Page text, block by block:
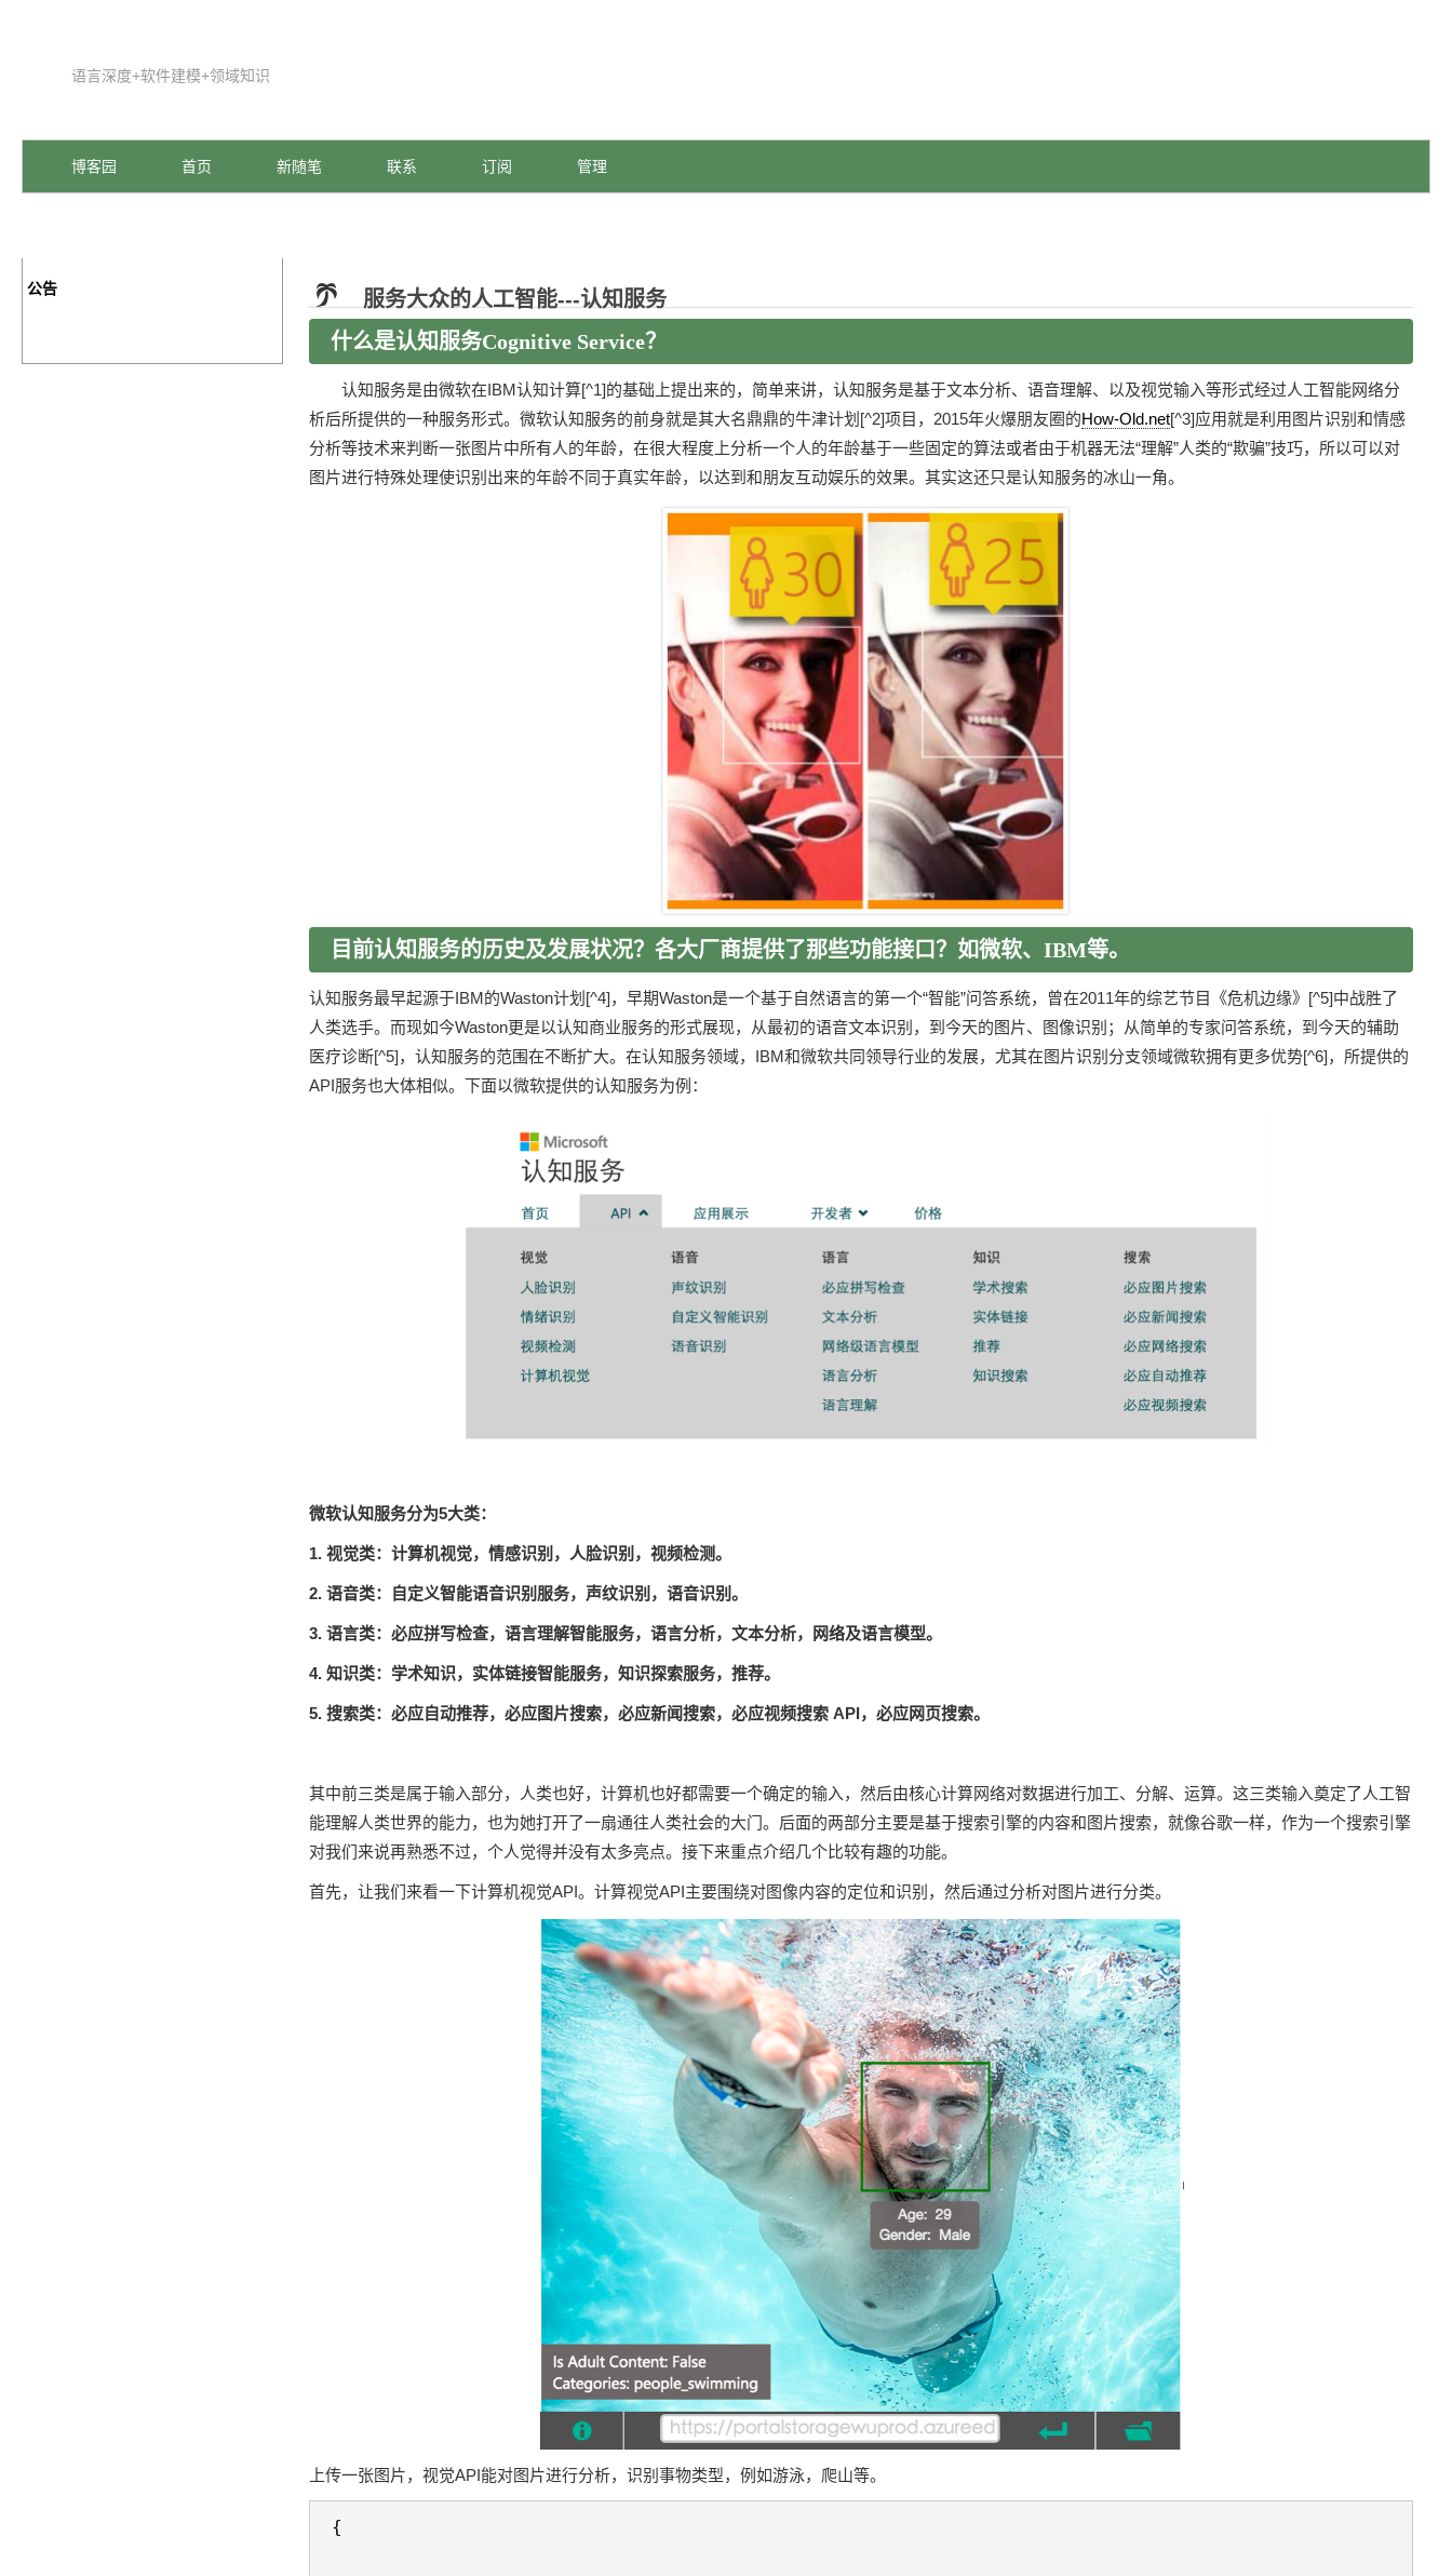
语言深度+软件建模+领域知识
博客园 首页 新随笔 联系 订阅 管理
服务大众的人工智能---认知服务
什么是认知服务Cognitive Service？
认知服务是由微软在IBM认知计算[^1]的基础上提出来的，简单来讲，认知服务是基于文本分析、语音理解、以及视觉输入等形式经过人工智能网络分
析后所提供的一种服务形式。微软认知服务的前身就是其大名鼎鼎的牛津计划[^2]项目，2015年火爆朋友圈的How-Old.net[^3]应用就是利用图片识别和情感
分析等技术来判断一张图片中所有人的年龄，在很大程度上分析一个人的年龄基于一些固定的算法或者由于机器无法“理解”人类的“欺骗”技巧，所以可以对
图片进行特殊处理使识别出来的年龄不同于真实年龄，以达到和朋友互动娱乐的效果。其实这还只是认知服务的冰山一角。
目前认知服务的历史及发展状况？各大厂商提供了那些功能接口？如微软、IBM等。
认知服务最早起源于IBM的Waston计划[^4]，早期Waston是一个基于自然语言的第一个“智能”问答系统，曾在2011年的综艺节目《危机边缘》[^5]中战胜了
人类选手。而现如今Waston更是以认知商业服务的形式展现，从最初的语音文本识别，到今天的图片、图像识别；从简单的专家问答系统，到今天的辅助
医疗诊断[^5]，认知服务的范围在不断扩大。在认知服务领域，IBM和微软共同领导行业的发展，尤其在图片识别分支领域微软拥有更多优势[^6]，所提供的
API服务也大体相似。下面以微软提供的认知服务为例：
微软认知服务分为5大类：
1. 视觉类：计算机视觉，情感识别，人脸识别，视频检测。
2. 语音类：自定义智能语音识别服务，声纹识别，语音识别。
3. 语言类：必应拼写检查，语言理解智能服务，语言分析，文本分析，网络及语言模型。
4. 知识类：学术知识，实体链接智能服务，知识探索服务，推荐。
5. 搜索类：必应自动推荐，必应图片搜索，必应新闻搜索，必应视频搜索 API，必应网页搜索。
其中前三类是属于输入部分，人类也好，计算机也好都需要一个确定的输入，然后由核心计算网络对数据进行加工、分解、运算。这三类输入奠定了人工智
能理解人类世界的能力，也为她打开了一扇通往人类社会的大门。后面的两部分主要是基于搜索引擎的内容和图片搜索，就像谷歌一样，作为一个搜索引擎
对我们来说再熟悉不过，个人觉得并没有太多亮点。接下来重点介绍几个比较有趣的功能。
首先，让我们来看一下计算机视觉API。计算视觉API主要围绕对图像内容的定位和识别，然后通过分析对图片进行分类。
上传一张图片，视觉API能对图片进行分析，识别事物类型，例如游泳，爬山等。
{
公告